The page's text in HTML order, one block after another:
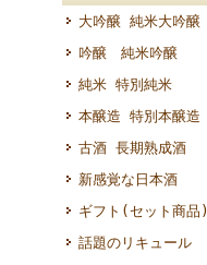
大吟醸 純米大吟醸
吟醸 純米吟醸
純米 特別純米
本醸造 特別本醸造
古酒 長期熟成酒
新感覚な日本酒
ギフト(セット商品)
話題のリキュール